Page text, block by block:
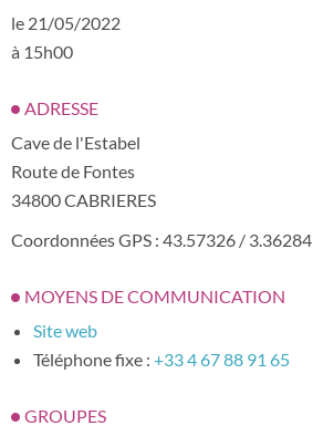
le 21/05/2022
à 15h00
ADRESSE
Cave de l'Estabel
Route de Fontes
34800 CABRIERES
Coordonnées GPS : 43.57326 / 3.36284
MOYENS DE COMMUNICATION
Site web
Téléphone fixe : +33 4 67 88 91 65
GROUPES